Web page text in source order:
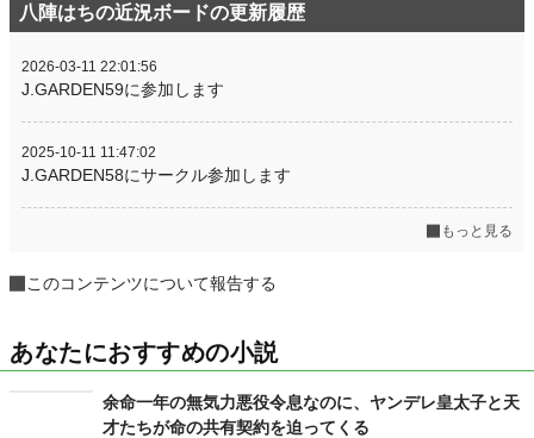
八陣はちの近況ボードの更新履歴
2026-03-11 22:01:56
J.GARDEN59に参加します
2025-10-11 11:47:02
J.GARDEN58にサークル参加します
もっと見る
このコンテンツについて報告する
あなたにおすすめの小説
余命一年の無気力悪役令息なのに、ヤンデレ皇太子と天
才たちが命の共有契約を迫ってくる